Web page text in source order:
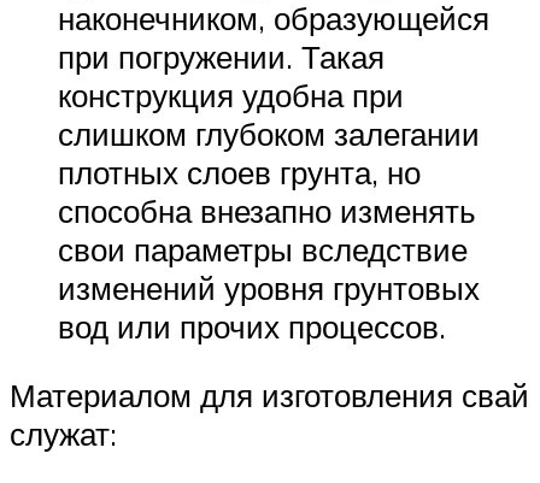
наконечником, образующейся
при погружении. Такая
конструкция удобна при
слишком глубоком залегании
плотных слоев грунта, но
способна внезапно изменять
свои параметры вследствие
изменений уровня грунтовых
вод или прочих процессов.
Материалом для изготовления свай
служат: